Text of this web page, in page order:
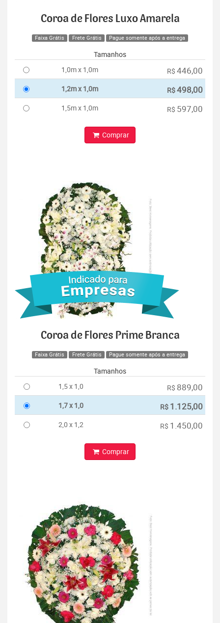
Coroa de Flores Luxo Amarela
Faixa Grátis Frete Grátis Pague somente após a entrega
Tamanhos
1,0m x 1,0m
R$ 446,00
1,2m x 1,0m R$498,00
1,5m x 1,0m R$ 597,00
Comprar
Coroa de Flores Prime Branca
Faixa Grátis Frete Grátis Pague somente após a entrega
Tamanhos
1,5 x 1,0
R$ 889,00
1,7 x 1,0 R$ 1.125,00
2,0 x 1,2 R$ 1.450,00
Comprar